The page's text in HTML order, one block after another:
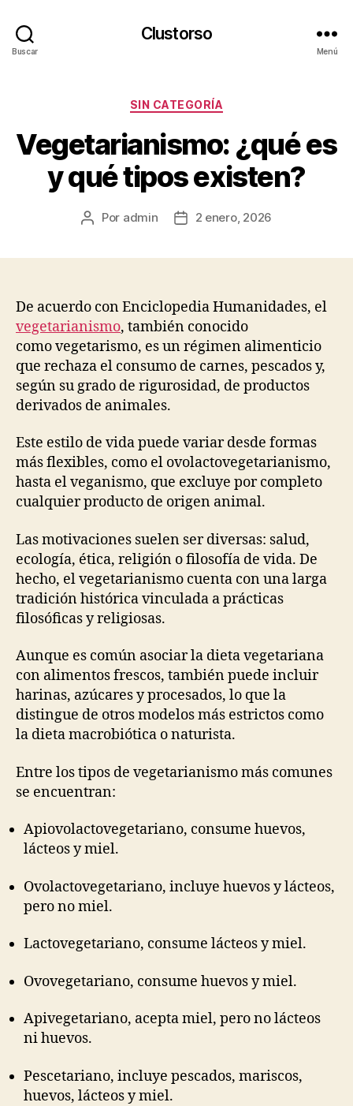
Buscar
Clustorso
Menú
Categorías
SIN CATEGORÍA
Vegetarianismo: ¿qué es
y qué tipos existen?
Autor
Por admin
Fecha2 enero, 2026
De acuerdo con Enciclopedia Humanidades, el
vegetarianismo, también conocido
como vegetarismo, es un régimen alimenticio
que rechaza el consumo de carnes, pescados y,
según su grado de rigurosidad, de productos
derivados de animales.
Este estilo de vida puede variar desde formas
más flexibles, como el ovolactovegetarianismo,
hasta el veganismo, que excluye por completo
cualquier producto de origen animal.
Las motivaciones suelen ser diversas: salud,
ecología, ética, religión o filosofía de vida. De
hecho, el vegetarianismo cuenta con una larga
tradición histórica vinculada a prácticas
filosóficas y religiosas.
Aunque es común asociar la dieta vegetariana
con alimentos frescos, también puede incluir
harinas, azúcares y procesados, lo que la
distingue de otros modelos más estrictos como
la dieta macrobiótica o naturista.
Entre los tipos de vegetarianismo más comunes
se encuentran:
Apiovolactovegetariano, consume huevos,
lácteos y miel.
Ovolactovegetariano, incluye huevos y lácteos,
pero no miel.
Lactovegetariano, consume lácteos y miel.
Ovovegetariano, consume huevos y miel.
Apivegetariano, acepta miel, pero no lácteos
ni huevos.
Pescetariano, incluye pescados, mariscos,
huevos, lácteos y miel.